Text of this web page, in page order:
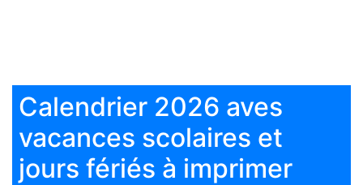
Calendrier 2026 aves
vacances scolaires et
jours fériés à imprimer